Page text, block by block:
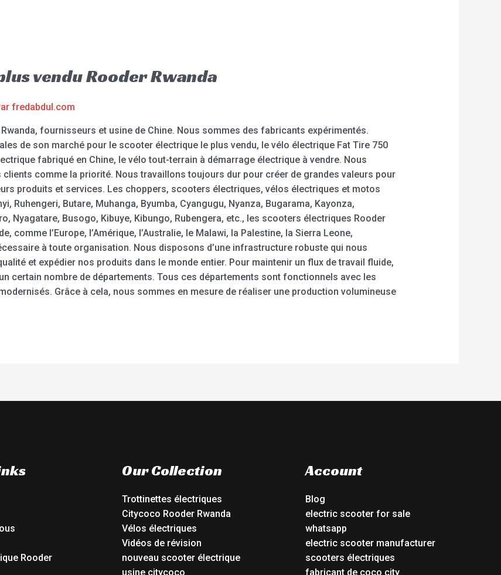
vendu Rooder Rwanda
fredabdul.com
fournisseurs et usine de Chine. Nous sommes des fabricants expérimentés.
de son marché pour le scooter électrique le plus vendu, le vélo électrique Fat Tire 750
fabriqué en Chine, le vélo tout-terrain à démarrage électrique à vendre. Nous
comme la priorité. Nous travaillons toujours dur pour créer de grandes valeurs pour
produits et services. Les choppers, scooters électriques, vélos électriques et motos
Ruhengeri, Butare, Muhanga, Byumba, Cyangugu, Nyanza, Bugarama, Kayonza,
Nyagatare, Busogo, Kibuye, Kibungo, Rubengera, etc., les scooters électriques Rooder
comme l’Europe, l’Amérique, l’Australie, le Malawi, la Palestine, la Sierra Leone,
à toute organisation. Nous disposons d’une infrastructure robuste qui nous
et expédier nos produits dans le monde entier. Pour maintenir un flux de travail fluide,
certain nombre de départements. Tous ces départements sont fonctionnels avec les
Grâce à cela, nous sommes en mesure de réaliser une production volumineuse
Rooder
Our Collection
Trottinettes électriques
Citycoco Rooder Rwanda
Vélos électriques
Vidéos de révision
nouveau scooter électrique
usine citycoco
Account
Blog
electric scooter for sale
whatsapp
electric scooter manufacturer
scooters électriques
fabricant de coco city